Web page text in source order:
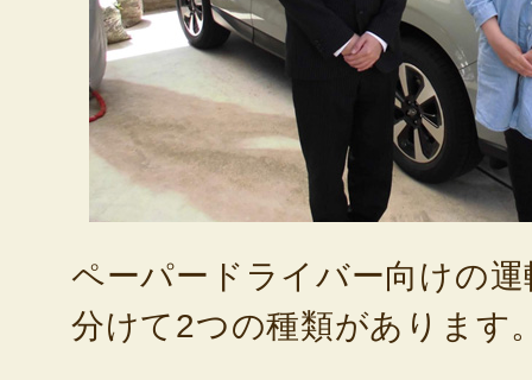
ペーパードライバー向けの
分けて2つの種類があります